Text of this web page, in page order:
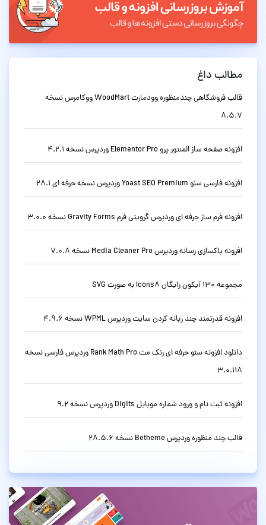
مطالب داغ
قالب فروشگاهی چندمنظوره وودمارت WoodMart ووکامرس نسخه
8.5.7
افزونه صفحه ساز المنتور پرو Elementor Pro وردپرس نسخه 4.2.1
افزونه فارسی سئو Yoast SEO Premium وردپرس نسخه حرفه ای 28.1
افزونه فرم ساز حرفه ای وردپرس گرویتی فرم Gravity Forms نسخه 3.0.0
افزونه پاکسازی رسانه وردپرس Media Cleaner Pro نسخه 7.0.8
مجموعه 130 آیکون رایگان Icons8 به صورت SVG
افزونه قدرتمند چند زبانه کردن سایت وردپرس WPML نسخه 4.9.6
دانلود افزونه سئو حرفه ای رنک مث Rank Math Pro وردپرس فارسی نسخه
3.0.118
افزونه ثبت نام و ورود شماره موبایل Digits وردپرس نسخه 9.2
قالب چند منظوره وردپرس Betheme نسخه 28.5.6